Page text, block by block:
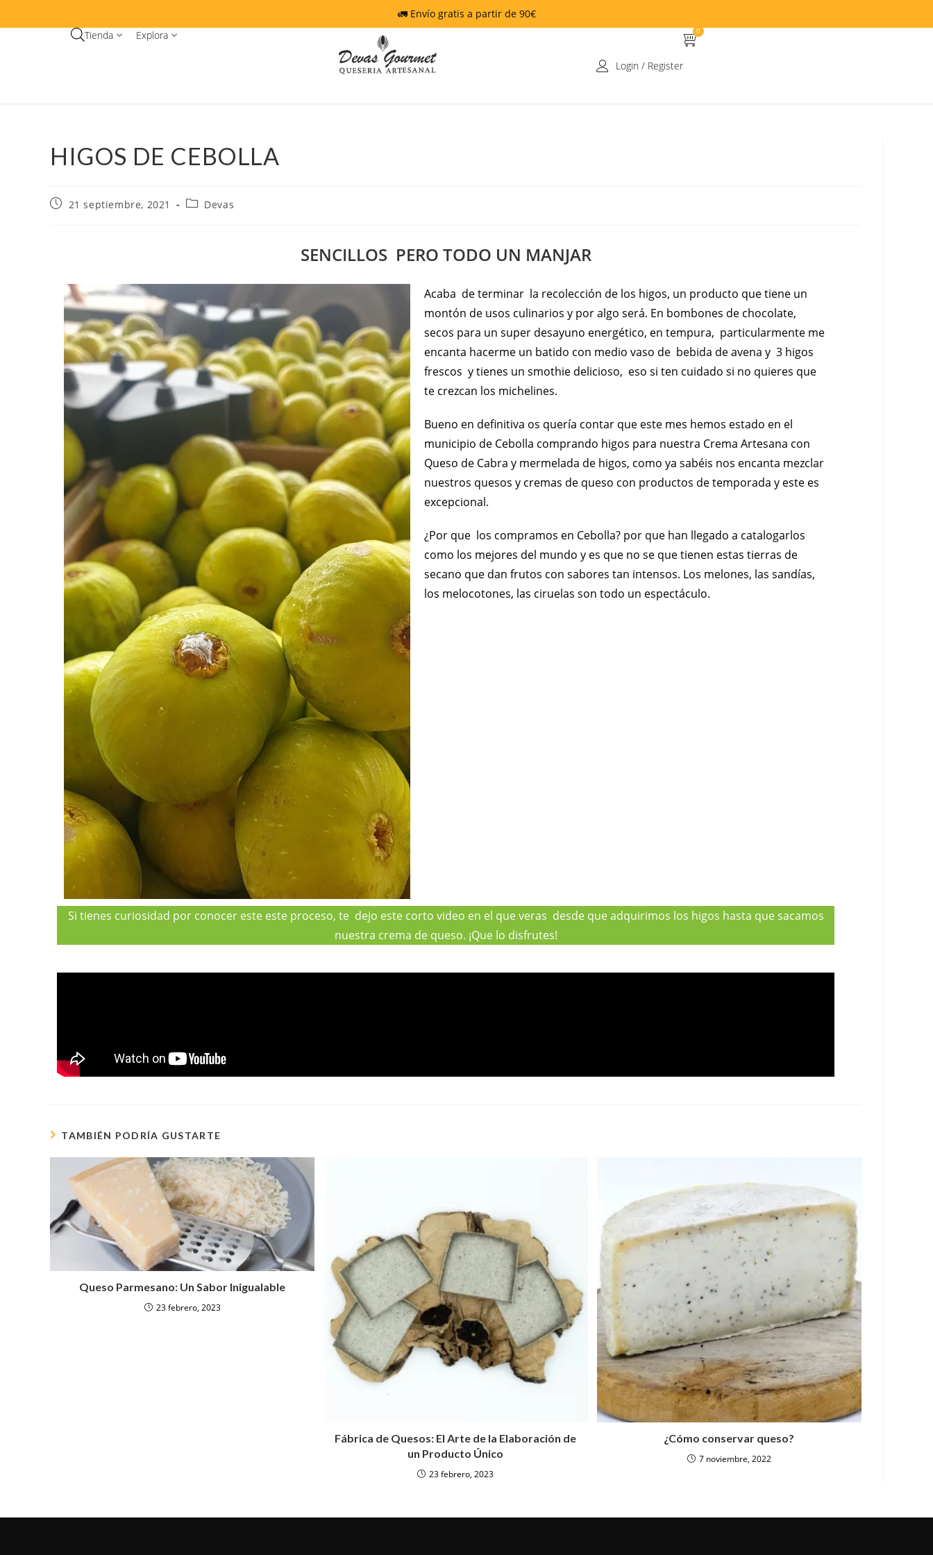
🚛 Envío gratis a partir de 90€
Tienda
Explora
Login / Register
0
HIGOS DE CEBOLLA
21 septiembre, 2021 Devas
SENCILLOS PERO TODO UN MANJAR
Acaba de terminar la recolección de los higos, un producto que tiene un
montón de usos culinarios y por algo será. En bombones de chocolate,
secos para un super desayuno energético, en tempura, particularmente me
encanta hacerme un batido con medio vaso de bebida de avena y 3 higos
frescos y tienes un smothie delicioso, eso si ten cuidado si no quieres que
te crezcan los michelines.
Bueno en definitiva os quería contar que este mes hemos estado en el
municipio de Cebolla comprando higos para nuestra Crema Artesana con
Queso de Cabra y mermelada de higos, como ya sabéis nos encanta mezclar
nuestros quesos y cremas de queso con productos de temporada y este es
excepcional.
¿Por que los compramos en Cebolla? por que han llegado a catalogarlos
como los mejores del mundo y es que no se que tienen estas tierras de
secano que dan frutos con sabores tan intensos. Los melones, las sandías,
los melocotones, las ciruelas son todo un espectáculo.
Si tienes curiosidad por conocer este este proceso, te dejo este corto video en el que veras desde que adquirimos los higos hasta que sacamos
nuestra crema de queso. ¡Que lo disfrutes!
TAMBIÉN PODRÍA GUSTARTE
Queso Parmesano: Un Sabor Inigualable
23 febrero, 2023
Fábrica de Quesos: El Arte de la Elaboración de
un Producto Único
23 febrero, 2023
¿Cómo conservar queso?
7 noviembre, 2022